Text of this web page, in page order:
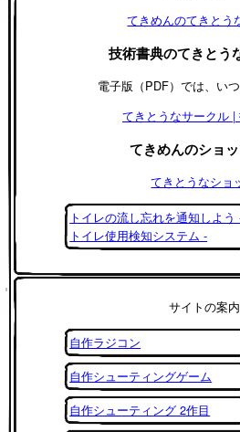
てきめんのてきとう
技術書典のてきとう
電子版（PDF）では、い
てきとうなサークル |
てきめんのショ
てきとうなショ
トイレの流し忘れを通知しよ
トイレ使用検知システム -
サイトの案内
自作ラジコン
自作シューティングゲーム
自作シューティング 2作目